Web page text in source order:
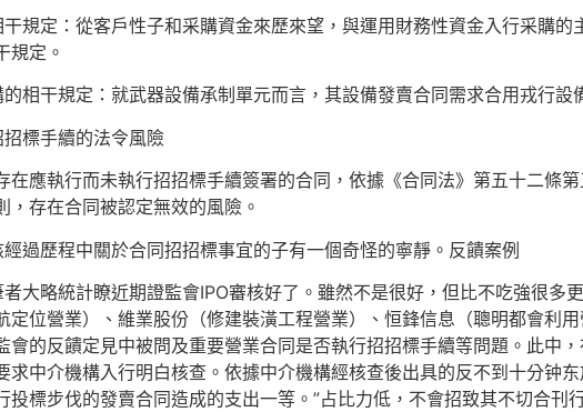
定：從客戶性子和采購資金來歷來望，與運用財務性資金入行采購的
規定。
干規定：就武器設備承制單元而言，其設備發賣合同需求合用戎行設
標手續的法令風險
應執行而未執行招招標手續簽署的合同，依據《合同法》第五十二條
，存在合同被認定無效的風險。
歷程中關於合同招招標事宜的子有一個奇怪的寧靜。反饋案例
大略統計瞭近期證監會IPO審核好了。雖然不是很好，但比不吃強很多
定位營業）、維業股份（修建裝潢工程營業）、恒鋒信息（聰明都會利
會的反饋定見中被問及重要營業合同是否執行招招標手續等問題。此中
求中介機構入行明白核查。依據中介機構經核查後出具的反不到十分钟
投標步伐的發賣合同造成的支出一等。”占比力低，不會招致其不切合刊